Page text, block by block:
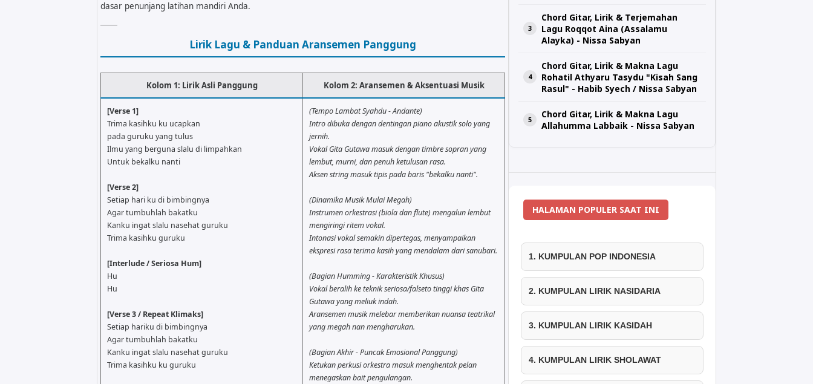
dasar penunjang latihan mandiri Anda.
Lirik Lagu & Panduan Aransemen Panggung
Kolom 1: Lirik Asli Panggung Kolom 2: Aransemen & Aksentuasi Musik
[Verse 1]
Trima kasihku ku ucapkan
pada guruku yang tulus
Ilmu yang berguna slalu di limpahkan
Untuk bekalku nanti
[Verse 2]
Setiap hari ku di bimbingnya
Agar tumbuhlah bakatku
Kanku ingat slalu nasehat guruku
Trima kasihku guruku
[Interlude / Seriosa Hum]
Hu
Hu
[Verse 3 / Repeat Klimaks]
Setiap hariku di bimbingnya
Agar tumbuhlah bakatku
Kanku ingat slalu nasehat guruku
Trima kasihku ku guruku
(Tempo Lambat Syahdu - Andante)
Intro dibuka dengan dentingan piano akustik solo yang
jernih.
Vokal Gita Gutawa masuk dengan timbre sopran yang
lembut, murni, dan penuh ketulusan rasa.
Aksen string masuk tipis pada baris "bekalku nanti".
(Dinamika Musik Mulai Megah)
Instrumen orkestrasi (biola dan flute) mengalun lembut
mengiringi ritem vokal.
Intonasi vokal semakin dipertegas, menyampaikan
ekspresi rasa terima kasih yang mendalam dari sanubari.
(Bagian Humming - Karakteristik Khusus)
Vokal beralih ke teknik seriosa/falseto tinggi khas Gita
Gutawa yang meliuk indah.
Aransemen musik melebar memberikan nuansa teatrikal
yang megah nan mengharukan.
(Bagian Akhir - Puncak Emosional Panggung)
Ketukan perkusi orkestra masuk menghentak pelan
menegaskan bait pengulangan.
Chord Gitar, Lirik & Terjemahan
Lagu Roqqot Aina (Assalamu
Alayka) - Nissa Sabyan
Chord Gitar, Lirik & Makna Lagu
Rohatil Athyaru Tasydu "Kisah Sang
Rasul" - Habib Syech / Nissa Sabyan
Chord Gitar, Lirik & Makna Lagu
Allahumma Labbaik - Nissa Sabyan
HALAMAN POPULER SAAT INI
1. KUMPULAN POP INDONESIA
2. KUMPULAN LIRIK NASIDARIA
3. KUMPULAN LIRIK KASIDAH
4. KUMPULAN LIRIK SHOLAWAT